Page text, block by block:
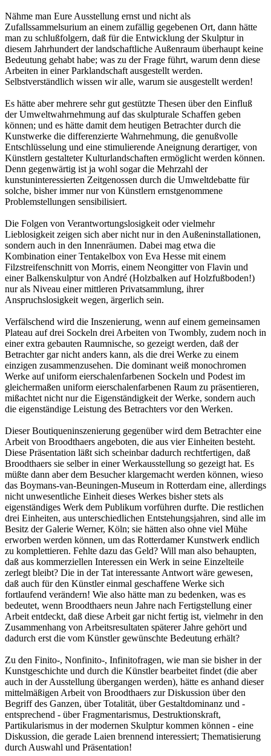
Nähme man Eure Ausstellung ernst und nicht als
Zufallssammelsurium an einem zufällig gegebenen Ort, dann hätte
man zu schlußfolgern, daß für die Entwicklung der Skulptur in
diesem Jahrhundert der landschaftliche Außenraum überhaupt keine
Bedeutung gehabt habe; was zu der Frage führt, warum denn diese
Arbeiten in einer Parklandschaft ausgestellt werden.
Selbstverständlich wissen wir alle, warum sie ausgestellt werden!
Es hätte aber mehrere sehr gut gestützte Thesen über den Einfluß
der Umweltwahrnehmung auf das skulpturale Schaffen geben
können; und es hätte damit dem heutigen Betrachter durch die
Kunstwerke die differenzierte Wahrnehmung, die genußvolle
Entschlüsselung und eine stimulierende Aneignung derartiger, von
Künstlern gestalteter Kulturlandschaften ermöglicht werden können.
Denn gegenwärtig ist ja wohl sogar die Mehrzahl der
kunstuninteressierten Zeitgenossen durch die Umweltdebatte für
solche, bisher immer nur von Künstlern ernstgenommene
Problemstellungen sensibilisiert.
Die Folgen von Verantwortungslosigkeit oder vielmehr
Lieblosigkeit zeigen sich aber nicht nur in den Außeninstallationen,
sondern auch in den Innenräumen. Dabei mag etwa die
Kombination einer Tentakelbox von Eva Hesse mit einem
Filzstreifenschnitt von Morris, einem Neongitter von Flavin und
einer Balkenskulptur von André (Holzbalken auf Holzfußboden!)
nur als Niveau einer mittleren Privatsammlung, ihrer
Anspruchslosigkeit wegen, ärgerlich sein.
Verfälschend wird die Inszenierung, wenn auf einem gemeinsamen
Plateau auf drei Sockeln drei Arbeiten von Twombly, zudem noch in
einer extra gebauten Raumnische, so gezeigt werden, daß der
Betrachter gar nicht anders kann, als die drei Werke zu einem
einzigen zusammenzusehen. Die dominant weiß monochromen
Werke auf uniform eierschalenfarbenen Sockeln und Podest im
gleichermaßen uniform eierschalenfarbenen Raum zu präsentieren,
mißachtet nicht nur die Eigenständigkeit der Werke, sondern auch
die eigenständige Leistung des Betrachters vor den Werken.
Dieser Boutiqueninszenierung gegenüber wird dem Betrachter eine
Arbeit von Broodthaers angeboten, die aus vier Einheiten besteht.
Diese Präsentation läßt sich scheinbar dadurch rechtfertigen, daß
Broodthaers sie selber in einer Werkausstellung so gezeigt hat. Es
müßte dann aber dem Besucher klargemacht werden können, wieso
das Boymans-van-Beuningen-Museum in Rotterdam eine, allerdings
nicht unwesentliche Einheit dieses Werkes bisher stets als
eigenständiges Werk dem Publikum vorführen durfte. Die restlichen
drei Einheiten, aus unterschiedlichen Entstehungsjahren, sind alle im
Besitz der Galerie Werner, Köln; sie hätten also ohne viel Mühe
erworben werden können, um das Rotterdamer Kunstwerk endlich
zu komplettieren. Fehlte dazu das Geld? Will man also behaupten,
daß aus kommerziellen Interessen ein Werk in seine Einzelteile
zerlegt bleibt? Die in der Tat interessante Antwort wäre gewesen,
daß auch für den Künstler einmal geschaffene Werke sich
fortlaufend verändern! Wie also hätte man zu bedenken, was es
bedeutet, wenn Broodthaers neun Jahre nach Fertigstellung einer
Arbeit entdeckt, daß diese Arbeit gar nicht fertig ist, vielmehr in den
Zusammenhang von Arbeitsresultaten späterer Jahre gehört und
dadurch erst die vom Künstler gewünschte Bedeutung erhält?
Zu den Finito-, Nonfinito-, Infinitofragen, wie man sie bisher in der
Kunstgeschichte und durch die Künstler bearbeitet findet (die aber
auch in der Ausstellung übergangen werden), hätte es anhand dieser
mittelmäßigen Arbeit von Broodthaers zur Diskussion über den
Begriff des Ganzen, über Totalität, über Gestaltdominanz und -
entsprechend - über Fragmentarismus, Destruktionskraft,
Partikularismus in der modernen Skulptur kommen können - eine
Diskussion, die gerade Laien brennend interessiert; Thematisierung
durch Auswahl und Präsentation!